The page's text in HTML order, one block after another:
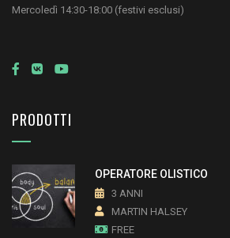
Mercoledì 14:30-18:00 (festivi esclusi)
PRODOTTI
OPERATORE OLISTICO
3 ANNI
MARTIN HALSEY
FREE